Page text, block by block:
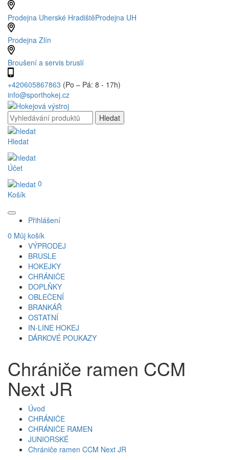
Prodejna Uherské HradištěProdejna UH
Prodejna Zlín
Broušení a servis bruslí
+420605867863 (Po – Pá: 8 - 17h)
info@sporthokej.cz
Hledat
Účet
0
Košík
Přihlášení
0 Můj košík
VÝPRODEJ
BRUSLE
HOKEJKY
CHRÁNIČE
DOPLŇKY
OBLEČENÍ
BRANKÁŘ
OSTATNÍ
IN-LINE HOKEJ
DÁRKOVÉ POUKAZY
Chrániče ramen CCM
Next JR
Úvod
CHRÁNIČE
CHRÁNIČE RAMEN
JUNIORSKÉ
Chrániče ramen CCM Next JR